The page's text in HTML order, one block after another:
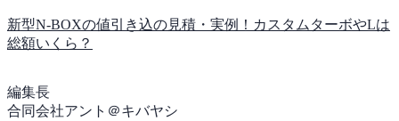
新型N-BOXの値引き込の見積・実例！カスタムターボやLは
総額いくら？
編集長
合同会社アント＠キバヤシ